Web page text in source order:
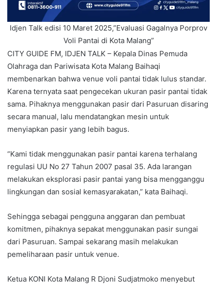
Idjen Talk edisi 10 Maret 2025,”Evaluasi Gagalnya Porprov
Voli Pantai di Kota Malang”
CITY GUIDE FM, IDJEN TALK – Kepala Dinas Pemuda
Olahraga dan Pariwisata Kota Malang Baihaqi
membenarkan bahwa venue voli pantai tidak lulus standar.
Karena ternyata saat pengecekan ukuran pasir pantai tidak
sama. Pihaknya menggunakan pasir dari Pasuruan disaring
secara manual, lalu mendatangkan mesin untuk
menyiapkan pasir yang lebih bagus.
“Kami tidak menggunakan pasir pantai karena terhalang
regulasi UU No 27 Tahun 2007 pasal 35. Ada larangan
melakukan eksplorasi pasir pantai yang bisa mengganggu
lingkungan dan sosial kemasyarakatan,” kata Baihaqi.
Sehingga sebagai pengguna anggaran dan pembuat
komitmen, pihaknya sepakat menggunakan pasir sungai
dari Pasuruan. Sampai sekarang masih melakukan
pemeliharaan pasir untuk venue.
Ketua KONI Kota Malang R Djoni Sudjatmoko menyebut